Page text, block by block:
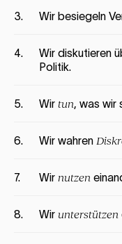
3. Wir besiegeln
4.
Wir diskutieren
Politik.
5. Wir tun, was wir
6. Wir wahren
7. Wir nutzen
8. Wir unterstützen